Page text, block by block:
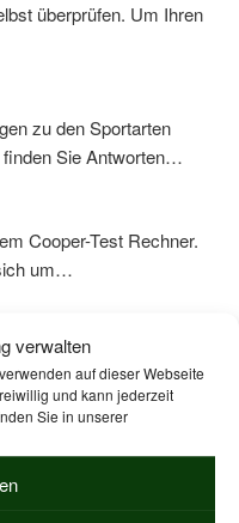
verwalten
auf dieser Webseite
und kann jederzeit
Sie in unserer
überprüfen. Um Ihren
zu den Sportarten
finden Sie Antworten…
Cooper-Test Rechner.
um…